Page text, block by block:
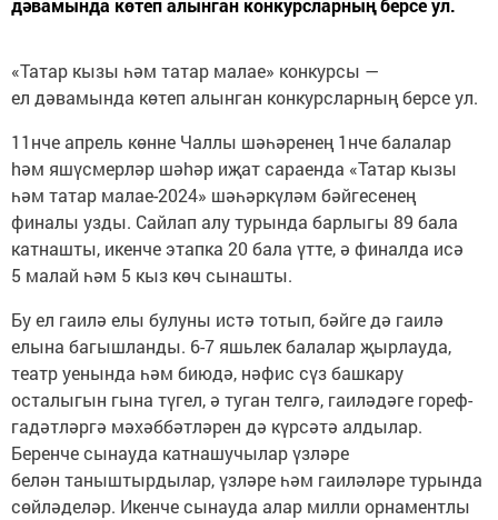
дәвамында көтеп алынган конкурсларның берсе ул.
«Татар кызы һәм татар малае» конкурсы —
ел дәвамында көтеп алынган конкурсларның берсе ул.
11нче апрель көнне Чаллы шәһәренең 1нче балалар
hәм яшүсмерләр шәhәр иҗат сараенда «Татар кызы
һәм татар малае-2024» шәһәркүләм бәйгесенең
финалы узды. Сайлап алу турында барлыгы 89 бала
катнашты, икенче этапка 20 бала үтте, ә финалда исә
5 малай һәм 5 кыз көч сынашты.
Бу ел гаилә елы булуны истә тотып, бәйге дә гаилә
елына багышланды. 6-7 яшьлек балалар җырлауда,
театр уенында һәм биюдә, нәфис сүз башкару
осталыгын гына түгел, ә туган телгә, гаиләдәге гореф-
гадәтләргә мәхәббәтләрен дә күрсәтә алдылар.
Беренче сынауда катнашучылар үзләре
белән таныштырдылар, үзләре һәм гаиләләре турында
сөйләделәр. Икенче сынауда алар милли орнаментлы